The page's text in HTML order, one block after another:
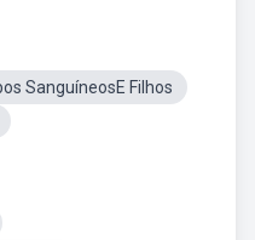
SanguíneosE Filhos